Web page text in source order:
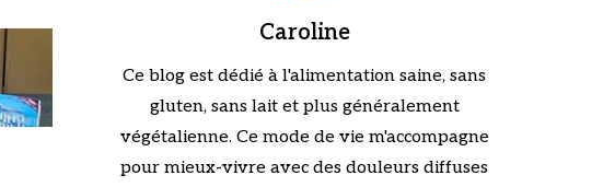
Caroline
Ce blog est dédié à l'alimentation saine, sans
gluten, sans lait et plus généralement
végétalienne. Ce mode de vie m'accompagne
pour mieux-vivre avec des douleurs diffuses